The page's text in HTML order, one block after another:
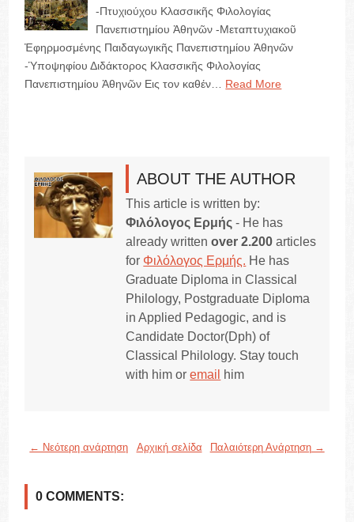
-Πτυχιούχου Κλασσικῆς Φιλολογίας
Πανεπιστημίου Ἀθηνῶν -Μεταπτυχιακοῦ
Ἐφηρμοσμένης Παιδαγωγικῆς Πανεπιστημίου Ἀθηνῶν
-Ὑποψηφίου Διδάκτορος Κλασσικῆς Φιλολογίας
Πανεπιστημίου Ἀθηνῶν Εις τον καθέν…
Read More
ABOUT THE AUTHOR
This article is written by:
Φιλόλογος Ερμής - He has
already writtenover 2.200 articles
for Φιλόλογος Ερμής. He has
Graduate Diploma in Classical
Philology, Postgraduate Diploma
in Applied Pedagogic, and is
Candidate Doctor(Dph) of
Classical Philology. Stay touch
with him oremail him
← Νεότερη ανάρτηση Παλαιότερη Ανάρτηση →
Αρχική σελίδα
0 COMMENTS: